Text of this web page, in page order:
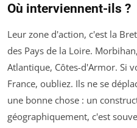
Où interviennent-ils ?
Leur zone d'action, c'est la
des Pays de la Loire.
Atlantique, Côtes-d'Armor. Si
France, oubliez. Ils ne se
une bonne chose : un
géographiquement, c'est